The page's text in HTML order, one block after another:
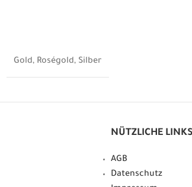
Gold, Roségold, Silber
NÜTZLICHE LINKS
AGB
Datenschutz